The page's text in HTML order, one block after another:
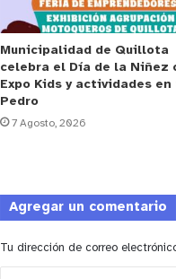
Municipalidad de Quillota
celebra el Día de la Niñez
Expo Kids y actividades en
Pedro
7 Agosto, 2026
Agregar un comentario
Tu dirección de correo